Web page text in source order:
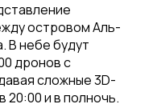
островом Аль-
В небе будут
дронов с
сложные 3D-
и в полночь.